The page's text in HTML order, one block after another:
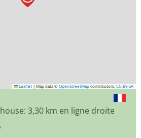
Leaflet | Map data © OpenStreetMap contributors, CC-BY-SA
3,30 km en ligne droite